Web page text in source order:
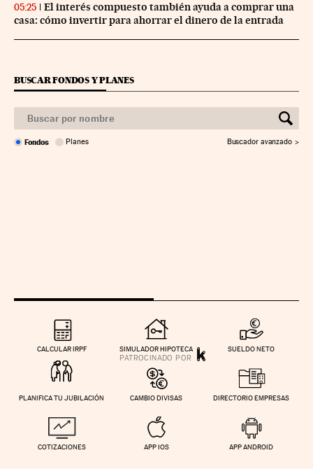
05:25
El interés compuesto también ayuda a comprar una
casa: cómo invertir para ahorrar el dinero de la entrada
BUSCAR FONDOS Y PLANES
Fondos Planes Buscador avanzado
CALCULAR IRPF SIMULADOR HIPOTECA SUELDO NETO
PLANIFICA TU JUBILACIÓN CAMBIO DIVISAS DIRECTORIO EMPRESAS
COTIZACIONES APP IOS APP ANDROID